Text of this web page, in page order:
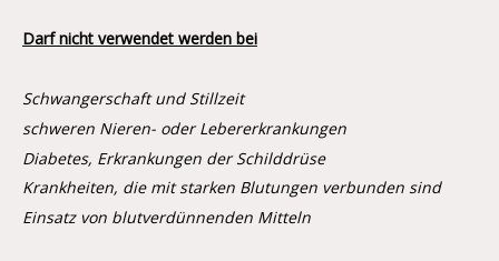
Darf nicht verwendet werden bei
Schwangerschaft und Stillzeit
schweren Nieren- oder Lebererkrankungen
Diabetes, Erkrankungen der Schilddrüse
Krankheiten, die mit starken Blutungen verbunden sind
Einsatz von blutverdünnenden Mitteln